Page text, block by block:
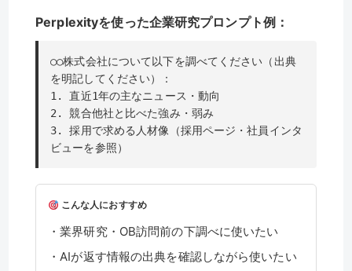
Perplexityを使った企業研究プロンプト例：
○○株式会社について以下を調べてください（出典
を明記してください）：
1. 直近1年の主なニュース・動向
2. 競合他社と比べた強み・弱み
3. 採用で求める人材像（採用ページ・社員インタ
ビューを参照）
こんな人におすすめ
・業界研究・OB訪問前の下調べに使いたい
・AIが返す情報の出典を確認しながら使いたい